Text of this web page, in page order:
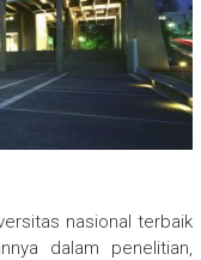
nasional terbaik
dalam penelitian,